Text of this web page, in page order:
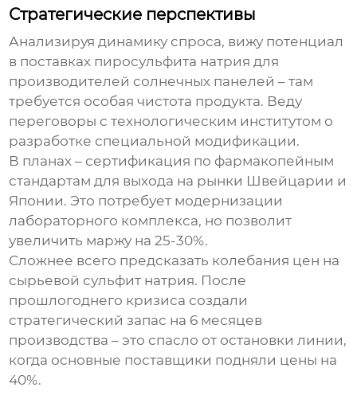
Стратегические перспективы
Анализируя динамику спроса, вижу потенциал
в поставках пиросульфита натрия для
производителей солнечных панелей – там
требуется особая чистота продукта. Веду
переговоры с технологическим институтом о
разработке специальной модификации.
В планах – сертификация по фармакопейным
стандартам для выхода на рынки Швейцарии и
Японии. Это потребует модернизации
лабораторного комплекса, но позволит
увеличить маржу на 25-30%.
Сложнее всего предсказать колебания цен на
сырьевой сульфит натрия. После
прошлогоднего кризиса создали
стратегический запас на 6 месяцев
производства – это спасло от остановки линии,
когда основные поставщики подняли цены на
40%.